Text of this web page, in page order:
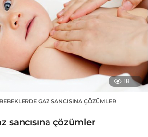
18
,BEBEKLERDE GAZ SANCISINA ÇÖZÜMLER
sancısına çözümler